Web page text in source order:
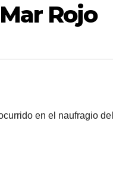
Rojo
en el naufragio